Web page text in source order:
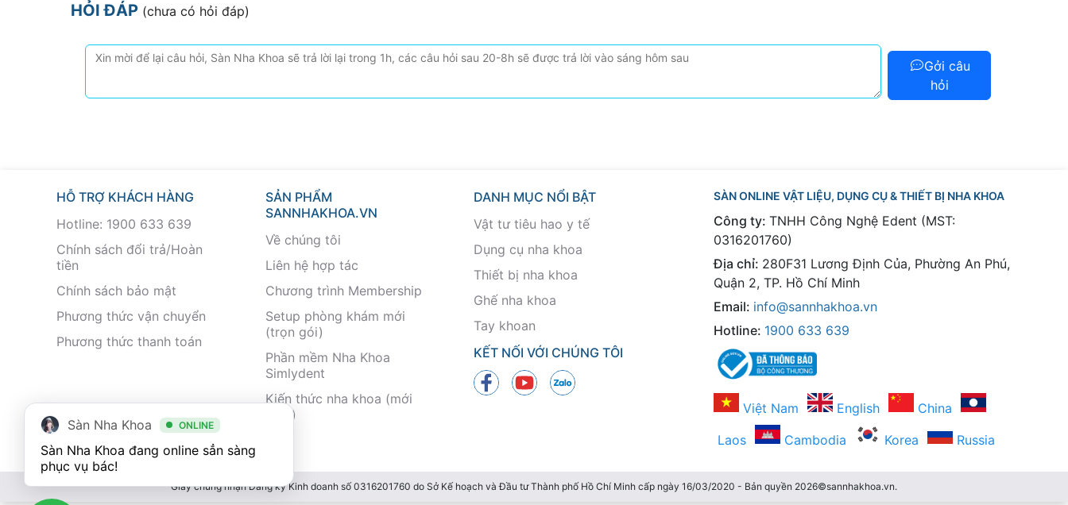
HỎI ĐÁP (chưa có hỏi đáp)
Gởi câu
hỏi
HỖ TRỢ KHÁCH HÀNG
Hotline: 1900 633 639
Chính sách đổi trả/Hoàn
tiền
Chính sách bảo mật
Phương thức vận chuyển
Phương thức thanh toán
SẢN PHẨM
SANNHAKHOA.VN
Về chúng tôi
Liên hệ hợp tác
Chương trình Membership
Setup phòng khám mới
(trọn gói)
Phần mềm Nha Khoa
Simlydent
Kiến thức nha khoa (mới
nhất)
DANH MỤC NỔI BẬT
Vật tư tiêu hao y tế
Dụng cụ nha khoa
Thiết bị nha khoa
Ghế nha khoa
Tay khoan
KẾT NỐI VỚI CHÚNG TÔI
SÀN ONLINE VẬT LIỆU, DỤNG CỤ & THIẾT BỊ NHA KHOA
Công ty: TNHH Công Nghệ Edent (MST:
0316201760)
Địa chỉ: 280F31 Lương Định Của, Phường An Phú,
Quận 2, TP. Hồ Chí Minh
Email: info@sannhakhoa.vn
Hotline: 1900 633 639
Việt Nam English
China
Laos
Cambodia Korea Russia
Giấy chứng nhận Đăng ký Kinh doanh số 0316201760 do Sở Kế hoạch và Đầu tư Thành phố Hồ Chí Minh cấp ngày 16/03/2020 - Bản quyền 2026©sannhakhoa.vn.
Sàn Nha Khoa ONLINE
Sàn Nha Khoa đang online sẳn sàng
phục vụ bác!